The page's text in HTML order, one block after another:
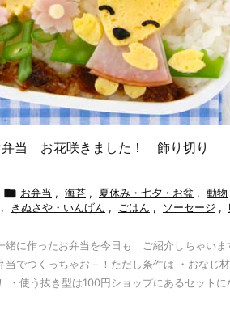
弁当 お花咲きました！ 飾り切り
 お弁当 , 海苔 , 夏休み・七夕・お盆 , 動物
, きぬさや・いんげん , ごはん , ソーセージ ,
緒に作ったお弁当を今日も ご紹介しちゃいま
当でつくっちゃお－！ただし条件は ・おなじ
・使う抜き型は100円ショップにあるセットに